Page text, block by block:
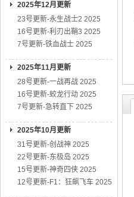
2025年12月更新
23号更新-永生战士2 2025
16号更新-利刃出鞘3 2025
7号更新-铁血战士 2025
2025年11月更新
28号更新-一战再战 2025
16号更新-蛟龙行动 2025
7号更新-急转直下 2025
2025年10月更新
31号更新-创战神 2025
22号更新-东极岛 2025
15号更新-神奇四侠 2025
12号更新-F1：狂飙飞车 2025